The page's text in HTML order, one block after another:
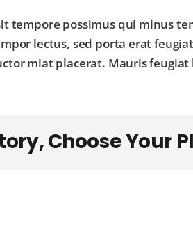
tempore possimus qui minus
lectus, sed porta erat
miat placerat. Mauris feugiat
Choose Your